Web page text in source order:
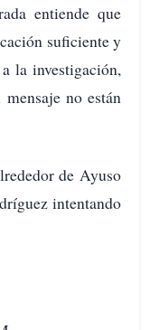
entiende que
suficiente y
la investigación,
no están
de Ayuso
intentando